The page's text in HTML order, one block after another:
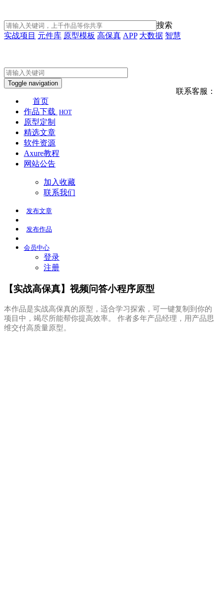
搜索
实战项目 元件库 原型模板 高保真 APP 大数据 智慧
联系客服：
Toggle navigation
首页
作品下载 HOT
原型定制
精选文章
软件资源
Axure教程
网站公告
加入收藏
联系我们
发布文章
发布作品
会员中心
登录
注册
【实战高保真】视频问答小程序原型
本作品是实战高保真的原型，适合学习探索，可一键复制到你的
项目中，竭尽所能帮你提高效率。 作者多年产品经理，用产品思
维交付高质量原型。